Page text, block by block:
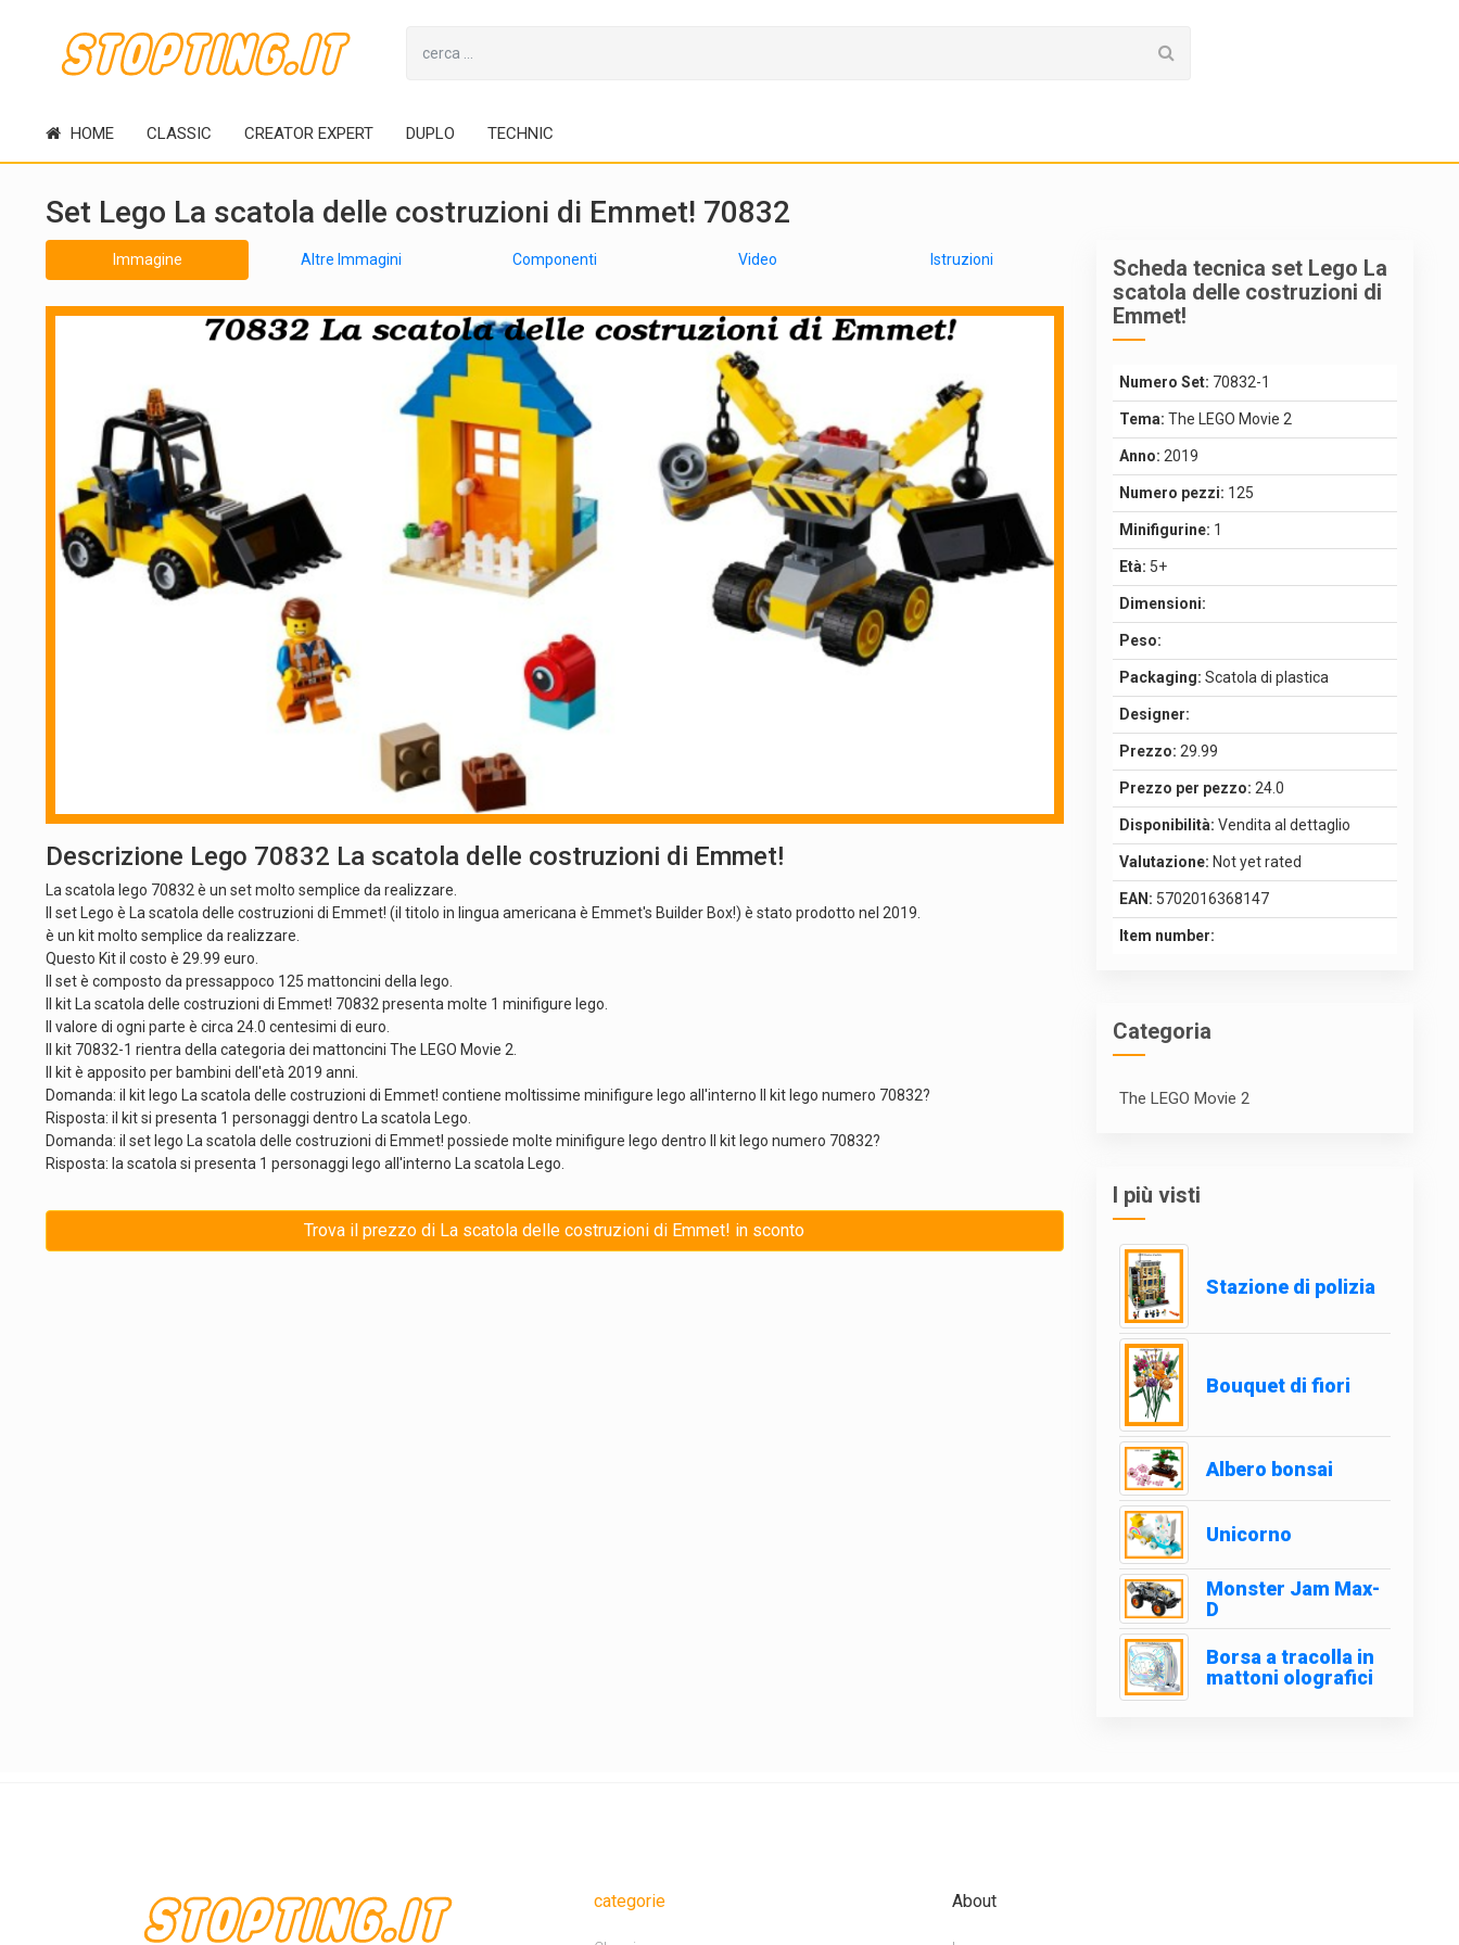
HOME CLASSIC CREATOR EXPERT DUPLO TECHNIC
Set Lego La scatola delle costruzioni di Emmet! 70832
Immagine Altre Immagini Componenti Video Istruzioni
Descrizione Lego 70832 La scatola delle costruzioni di Emmet!
La scatola lego 70832 è un set molto semplice da realizzare.
Il set Lego è La scatola delle costruzioni di Emmet! (il titolo in lingua americana è Emmet's Builder Box!) è stato prodotto nel 2019.
è un kit molto semplice da realizzare.
Questo Kit il costo è 29.99 euro.
Il set è composto da pressappoco 125 mattoncini della lego.
Il kit La scatola delle costruzioni di Emmet! 70832 presenta molte 1 minifigure lego.
Il valore di ogni parte è circa 24.0 centesimi di euro.
Il kit 70832-1 rientra della categoria dei mattoncini The LEGO Movie 2.
Il kit è apposito per bambini dell'età 2019 anni.
Domanda: il kit lego La scatola delle costruzioni di Emmet! contiene moltissime minifigure lego all'interno Il kit lego numero 70832?
Risposta: il kit si presenta 1 personaggi dentro La scatola Lego.
Domanda: il set lego La scatola delle costruzioni di Emmet! possiede molte minifigure lego dentro Il kit lego numero 70832?
Risposta: la scatola si presenta 1 personaggi lego all'interno La scatola Lego.
Trova il prezzo di La scatola delle costruzioni di Emmet! in sconto
Scheda tecnica set Lego La
scatola delle costruzioni di
Emmet!
Numero Set: 70832-1
Tema: The LEGO Movie 2
Anno: 2019
Numero pezzi: 125
Minifigurine: 1
Età: 5+
Dimensioni:
Peso:
Packaging: Scatola di plastica
Designer:
Prezzo: 29.99
Prezzo per pezzo: 24.0
Disponibilità: Vendita al dettaglio
Valutazione: Not yet rated
EAN: 5702016368147
Item number:
Categoria
The LEGO Movie 2
I più visti
Stazione di polizia
Bouquet di fiori
Albero bonsai
Unicorno
Monster Jam Max-
D
Borsa a tracolla in
mattoni olografici
categorie About